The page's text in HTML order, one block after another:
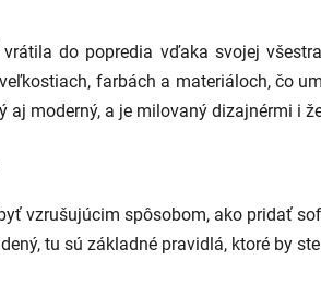
do popredia vďaka svojej
farbách a materiáloch, čo
moderný, a je milovaný dizajnérmi i
vzrušujúcim spôsobom, ako pridať
tu sú základné pravidlá, ktoré by